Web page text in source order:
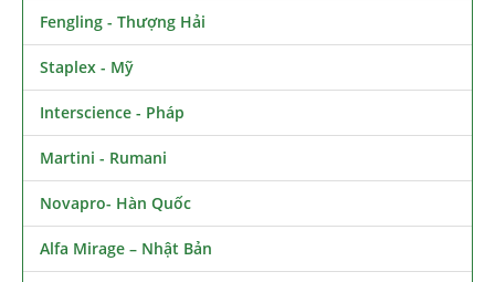
Fengling - Thượng Hải
Staplex - Mỹ
Interscience - Pháp
Martini - Rumani
Novapro- Hàn Quốc
Alfa Mirage – Nhật Bản